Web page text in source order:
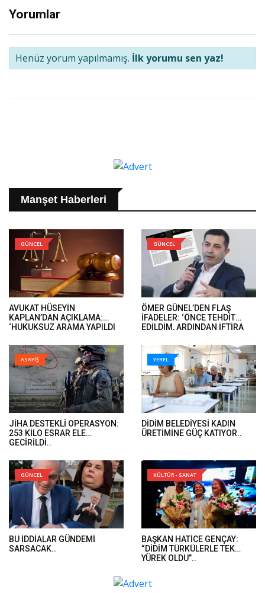
Yorumlar
Henüz yorum yapılmamış. İlk yorumu sen yaz!
Manşet Haberleri
GÜNCEL
AVUKAT HÜSEYİN
KAPLAN’DAN AÇIKLAMA:
‘HUKUKSUZ ARAMA YAPILDI
DOSYALARINA EL KONULDU’..
GÜNCEL
ÖMER GÜNEL’DEN FLAŞ
İFADELER: ‘ÖNCE TEHDİT
EDİLDİM, ARDINDAN İFTİRA
ASAYİŞ
JİHA DESTEKLİ OPERASYON:
253 KİLO ESRAR ELE
GEÇİRİLDİ..
YEREL
DİDİM BELEDİYESİ KADIN
ÜRETİMİNE GÜÇ KATIYOR..
GÜNCEL
BU İDDİALAR GÜNDEMİ
SARSACAK..
KÜLTÜR - SANAT
BAŞKAN HATİCE GENÇAY:
“DİDİM TÜRKÜLERLE TEK
YÜREK OLDU”..